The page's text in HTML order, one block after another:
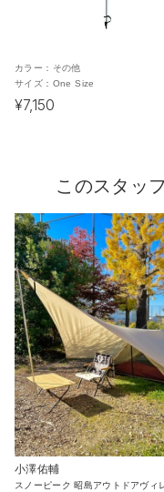
カラー： その他
サイズ： One Size
¥7,150
このスタッ
小澤佑輔
スノーピーク 昭島アウトドアヴィ